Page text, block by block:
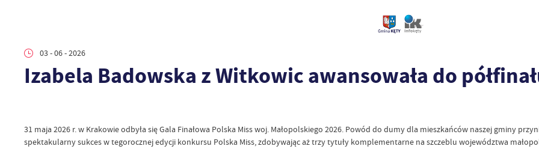
03 - 06 - 2026
Izabela Badowska z Witkowic awansowała do
31 maja 2026 r. w Krakowie odbyła się Gala Finałowa Polska Miss woj. Małopolskiego 2026. Powód do dumy dla mieszkańców naszej gminy
spektakularny sukces w tegorocznej edycji konkursu Polska Miss, zdobywając aż trzy tytuły komplementarne na szczeblu województwa